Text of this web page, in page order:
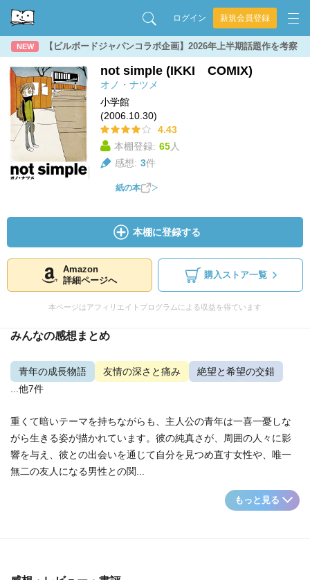
ログイン 新規会員登録
NEW 【ビルボードジャパンコラボ企画】2026年上半期話題作を考察
not simple (IKKI COMIX)
オノ・ナツメ
小学館
(2006.10.30)
4.43
本棚登録: 65人
感想: 3件
紙の本
本棚に登録する
Amazon
詳細ページへ
購入ストア一覧
本ページはアフィリエイトプログラムによる収益を得ています
みんなの感想まとめ
青年の成長物語 友情の深さと痛み
絶望と希望の交錯
...他7件
重くて暗いテーマを持ちながらも、主人公の青年は一喜一憂しな
がら生きる姿が描かれています。彼の純真さが、周囲の人々に影
響を与え、彼との出会いを通じて自分を見つめ直す女性や、唯一
無二の友人になる男性との関...
もっと見る